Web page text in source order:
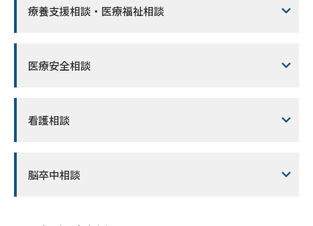
療養支援相談・医療福祉相談
医療安全相談
看護相談
脳卒中相談